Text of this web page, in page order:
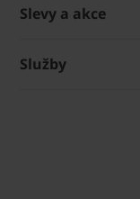
Slevy a akce
Služby